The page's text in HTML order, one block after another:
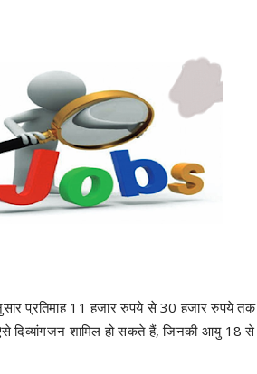
प्रतिमाह 11 हजार रुपये से 30 हजार रुपये तक
दिव्यांगजन शामिल हो सकते हैं, जिनकी आयु 18